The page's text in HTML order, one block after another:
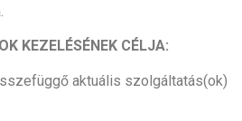
KEZELÉSÉNEK CÉLJA:
aktuális szolgáltatás(ok)